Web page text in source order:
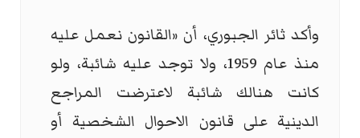
وأكد ثائر الجبوري، أن «القانون نعمل عليه
منذ عام 1959، ولا توجد عليه شائبة، ولو
كانت هنالك شائبة لاعترضت المراجع
الدينية على قانون الاحوال الشخصية أو